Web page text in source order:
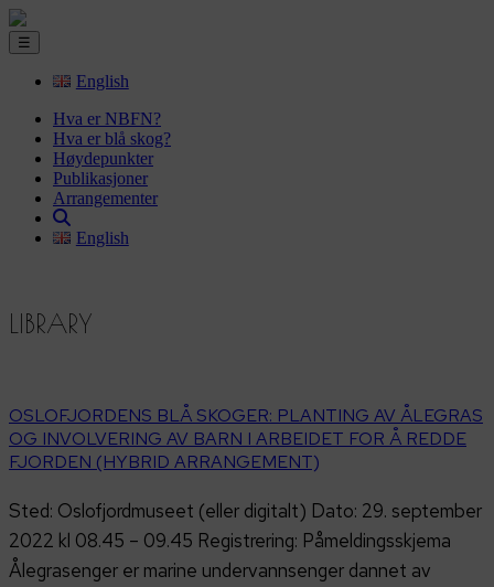
☰
English
Hva er NBFN?
Hva er blå skog?
Høydepunkter
Publikasjoner
Arrangementer
English
LIBRARY
OSLOFJORDENS BLÅ SKOGER: PLANTING AV ÅLEGRAS
OG INVOLVERING AV BARN I ARBEIDET FOR Å REDDE
FJORDEN (HYBRID ARRANGEMENT)
Sted: Oslofjordmuseet (eller digitalt) Dato: 29. september
2022 kl 08.45 – 09.45 Registrering: Påmeldingsskjema
Ålegrasenger er marine undervannsenger dannet av